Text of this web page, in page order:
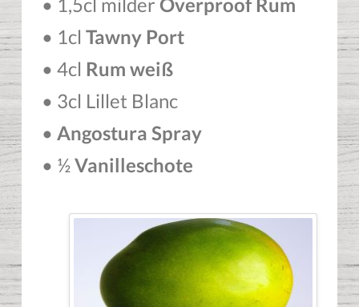
• 1cl Tawny Port
• 4cl Rum weiß
• 3cl Lillet Blanc
• Angostura Spray
• ½Vanilleschote